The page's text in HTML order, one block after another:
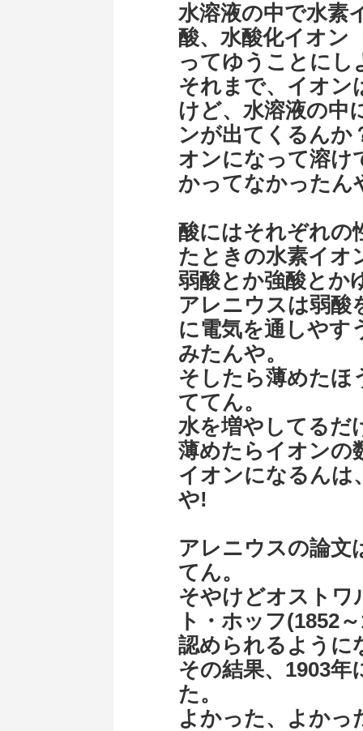
水溶液の中で水素
酸、水酸化イオン
ってゆうことにし
それまで、イオン
けど、水溶液の中
ンが出てくるん
オンになって溶
かってなかったん
酸にはそれぞれの
たときの水素イオ
弱酸とか強酸とか
アレニウスは弱酸
に電気を通しやす
みたんや。
そしたら薄めたほ
ててん。
水を増やしてるだ
薄めたらイオンの
イオンになるんは
や!
アレニウスの論文
てん。
そやけどオストワ
ト・ホッフ(1852
認められるように
その結果、1903
た。
よかった、よかっ